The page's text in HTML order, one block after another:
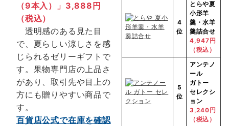
（9本入）」 3,888円
（税込）
透明感のある見た目
で、夏らしい涼しさを感
じられるゼリーギフトで
す。果物専門店の上品さ
があり、取引先や目上の
方にも贈りやすい商品で
す。
百貨店公式で在庫を確認
4
位
とらや夏
小形羊
羹・水羊
羹詰合せ
4,947円
（税込）
5
位
アンテノ
ール
ガトー
セレクシ
ョン
3,240円
（税込）